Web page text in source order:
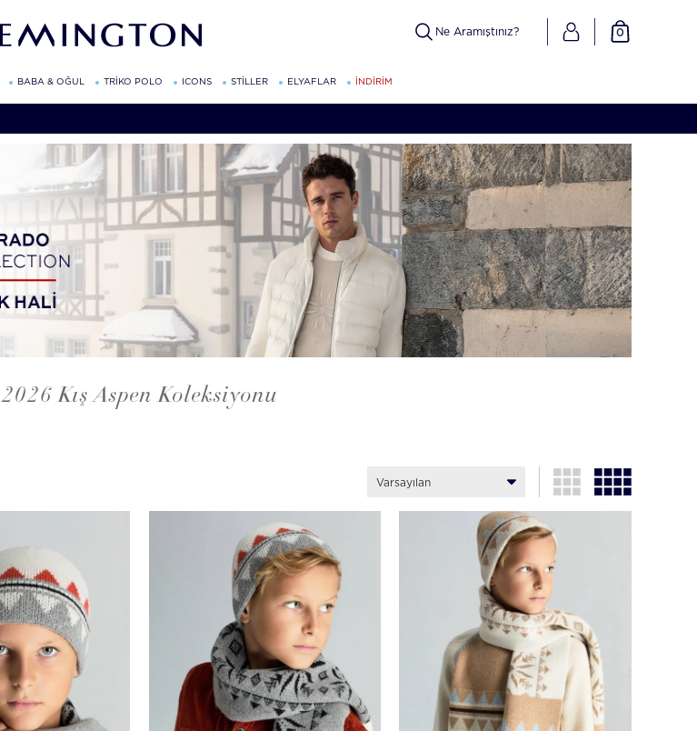
0
BABA & OĞUL TRİKO POLO ICONS STİLLER ELYAFLAR İNDİRİM
2026 Kış Aspen Koleksiyonu
Varsayılan